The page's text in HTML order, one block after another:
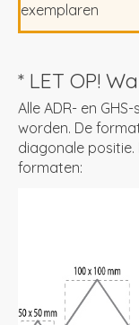
exemplaren
* LET OP!
Alle ADR- en
worden. De
diagonale
formaten: